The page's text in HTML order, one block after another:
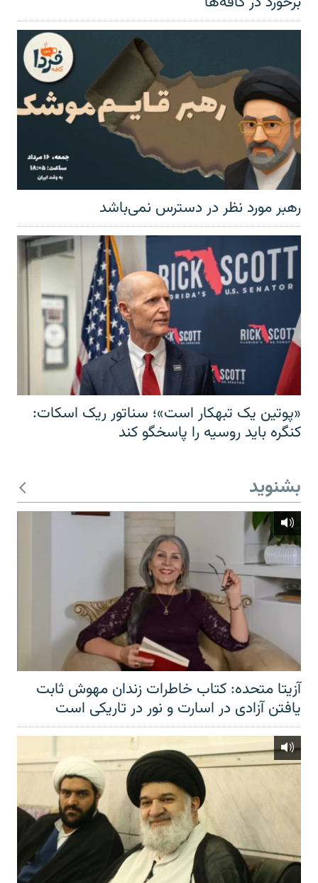
رهبر مورد نظر در دسترس نمی‌باشد
«پوتین یک تبهکار است»؛ سناتور ریک اسکات:
کنگره باید روسیه را پاسخگو کند
بشنوید
آزیتا متحده: کتاب خاطرات زندان مهوش ثابت
یافتن آزادی در اسارت و نور در تاریکی است